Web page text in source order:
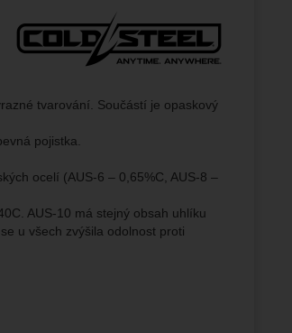
tvarování. Součástí je opaskový
pojistka.
ocelí (AUS-6 – 0,65%C, AUS-8 –
AUS-10 má stejný obsah uhlíku
u všech zvýšila odolnost proti